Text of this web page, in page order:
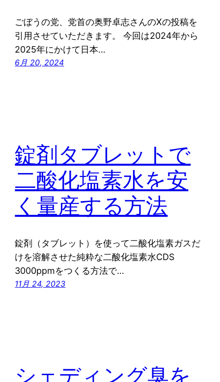
ごぼうの党、党首の奥野卓志さんのXの投稿を
引用させていただきます。 今回は2024年から
2025年にかけて日本…
6月 20, 2024
錠剤タブレットで
二酸化塩素水を安
く量産する方法
錠剤（タブレット）を使って二酸化塩素ガスだ
けを溶解させた純粋な二酸化塩素水CDS
3000ppmをつくる方法で…
11月 24, 2023
シェディング臭を